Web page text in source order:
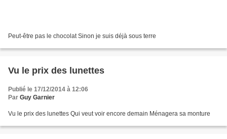
Peut-être pas le chocolat Sinon je suis déjà sous terre
Vu le prix des lunettes
Publié le 17/12/2014 à 12:06
Par Guy Garnier
Vu le prix des lunettes Qui veut voir encore demain Ménagera sa monture